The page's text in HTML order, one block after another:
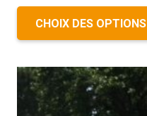
CHOIX DES OPTIONS